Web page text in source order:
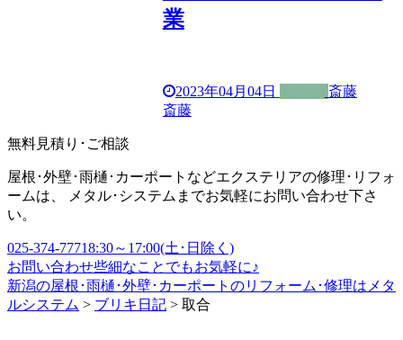
業
2023年04月04日
斎藤
斎藤
無料見積り･ご相談
屋根･外壁･雨樋･カーポートなどエクステリアの修理･リフォ
ームは、 メタル･システムまでお気軽にお問い合わせ下さ
い。
025-374-77718:30～17:00(土･日除く)
お問い合わせ些細なことでもお気軽に♪
新潟の屋根･雨樋･外壁･カーポートのリフォーム･修理はメタ
ルシステム > ブリキ日記 > 取合